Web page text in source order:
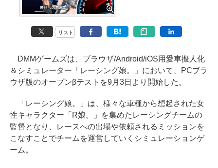
リスト
DMMゲームズは、ブラウザ/Android/iOS用愛車擬人化
＆シミュレーター「レーシング娘。」において、PCブラ
ウザ版のオープンβテストを9月3日より開始した。
「レーシング娘。」は、様々な車種から想起された女
性キャラクター「R娘。」を集めたレーシングチームの
監督となり、レースへの出場や依頼されるミッションを
こなすことでチームを運営していくシミュレーションゲ
ーム。